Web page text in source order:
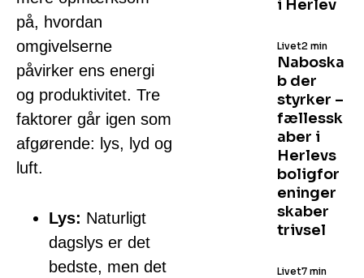
på, hvordan
omgivelserne
påvirker ens energi
og produktivitet. Tre
faktorer går igen som
afgørende: lys, lyd og
luft.
Lys: Naturligt
dagslys er det
bedste, men det
i Herlev
Naboska
b der
styrker –
fællessk
aber i
Herlevs
boligfor
eninger
skaber
trivsel
Livet2 min
Livet7 min